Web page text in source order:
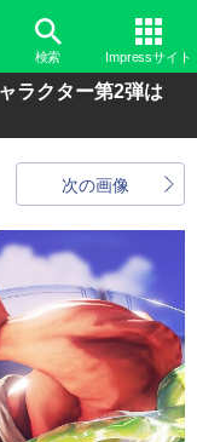
検索 Impressサイト
ラクター第2弾は
次の画像